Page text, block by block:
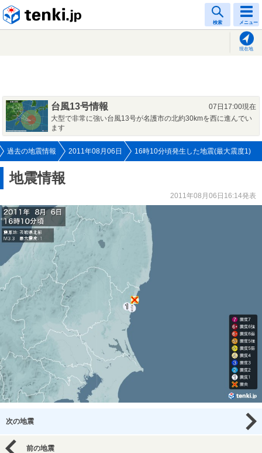
検索 メニュー
現在地
台風13号情報
07日17:00現在
大型で非常に強い台風13号が名護市の北約30kmを西に進んでい
ます
過去の地震情報 2011年08月06日 16時10分頃発生した地震(最大震度1)
地震情報
2011年08月06日16:14発表
次の地震
前の地震